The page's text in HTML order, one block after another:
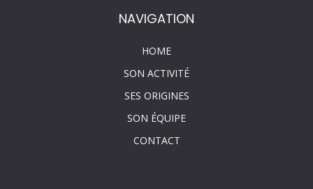
NAVIGATION
HOME
SON ACTIVITÉ
SES ORIGINES
SON ÉQUIPE
CONTACT